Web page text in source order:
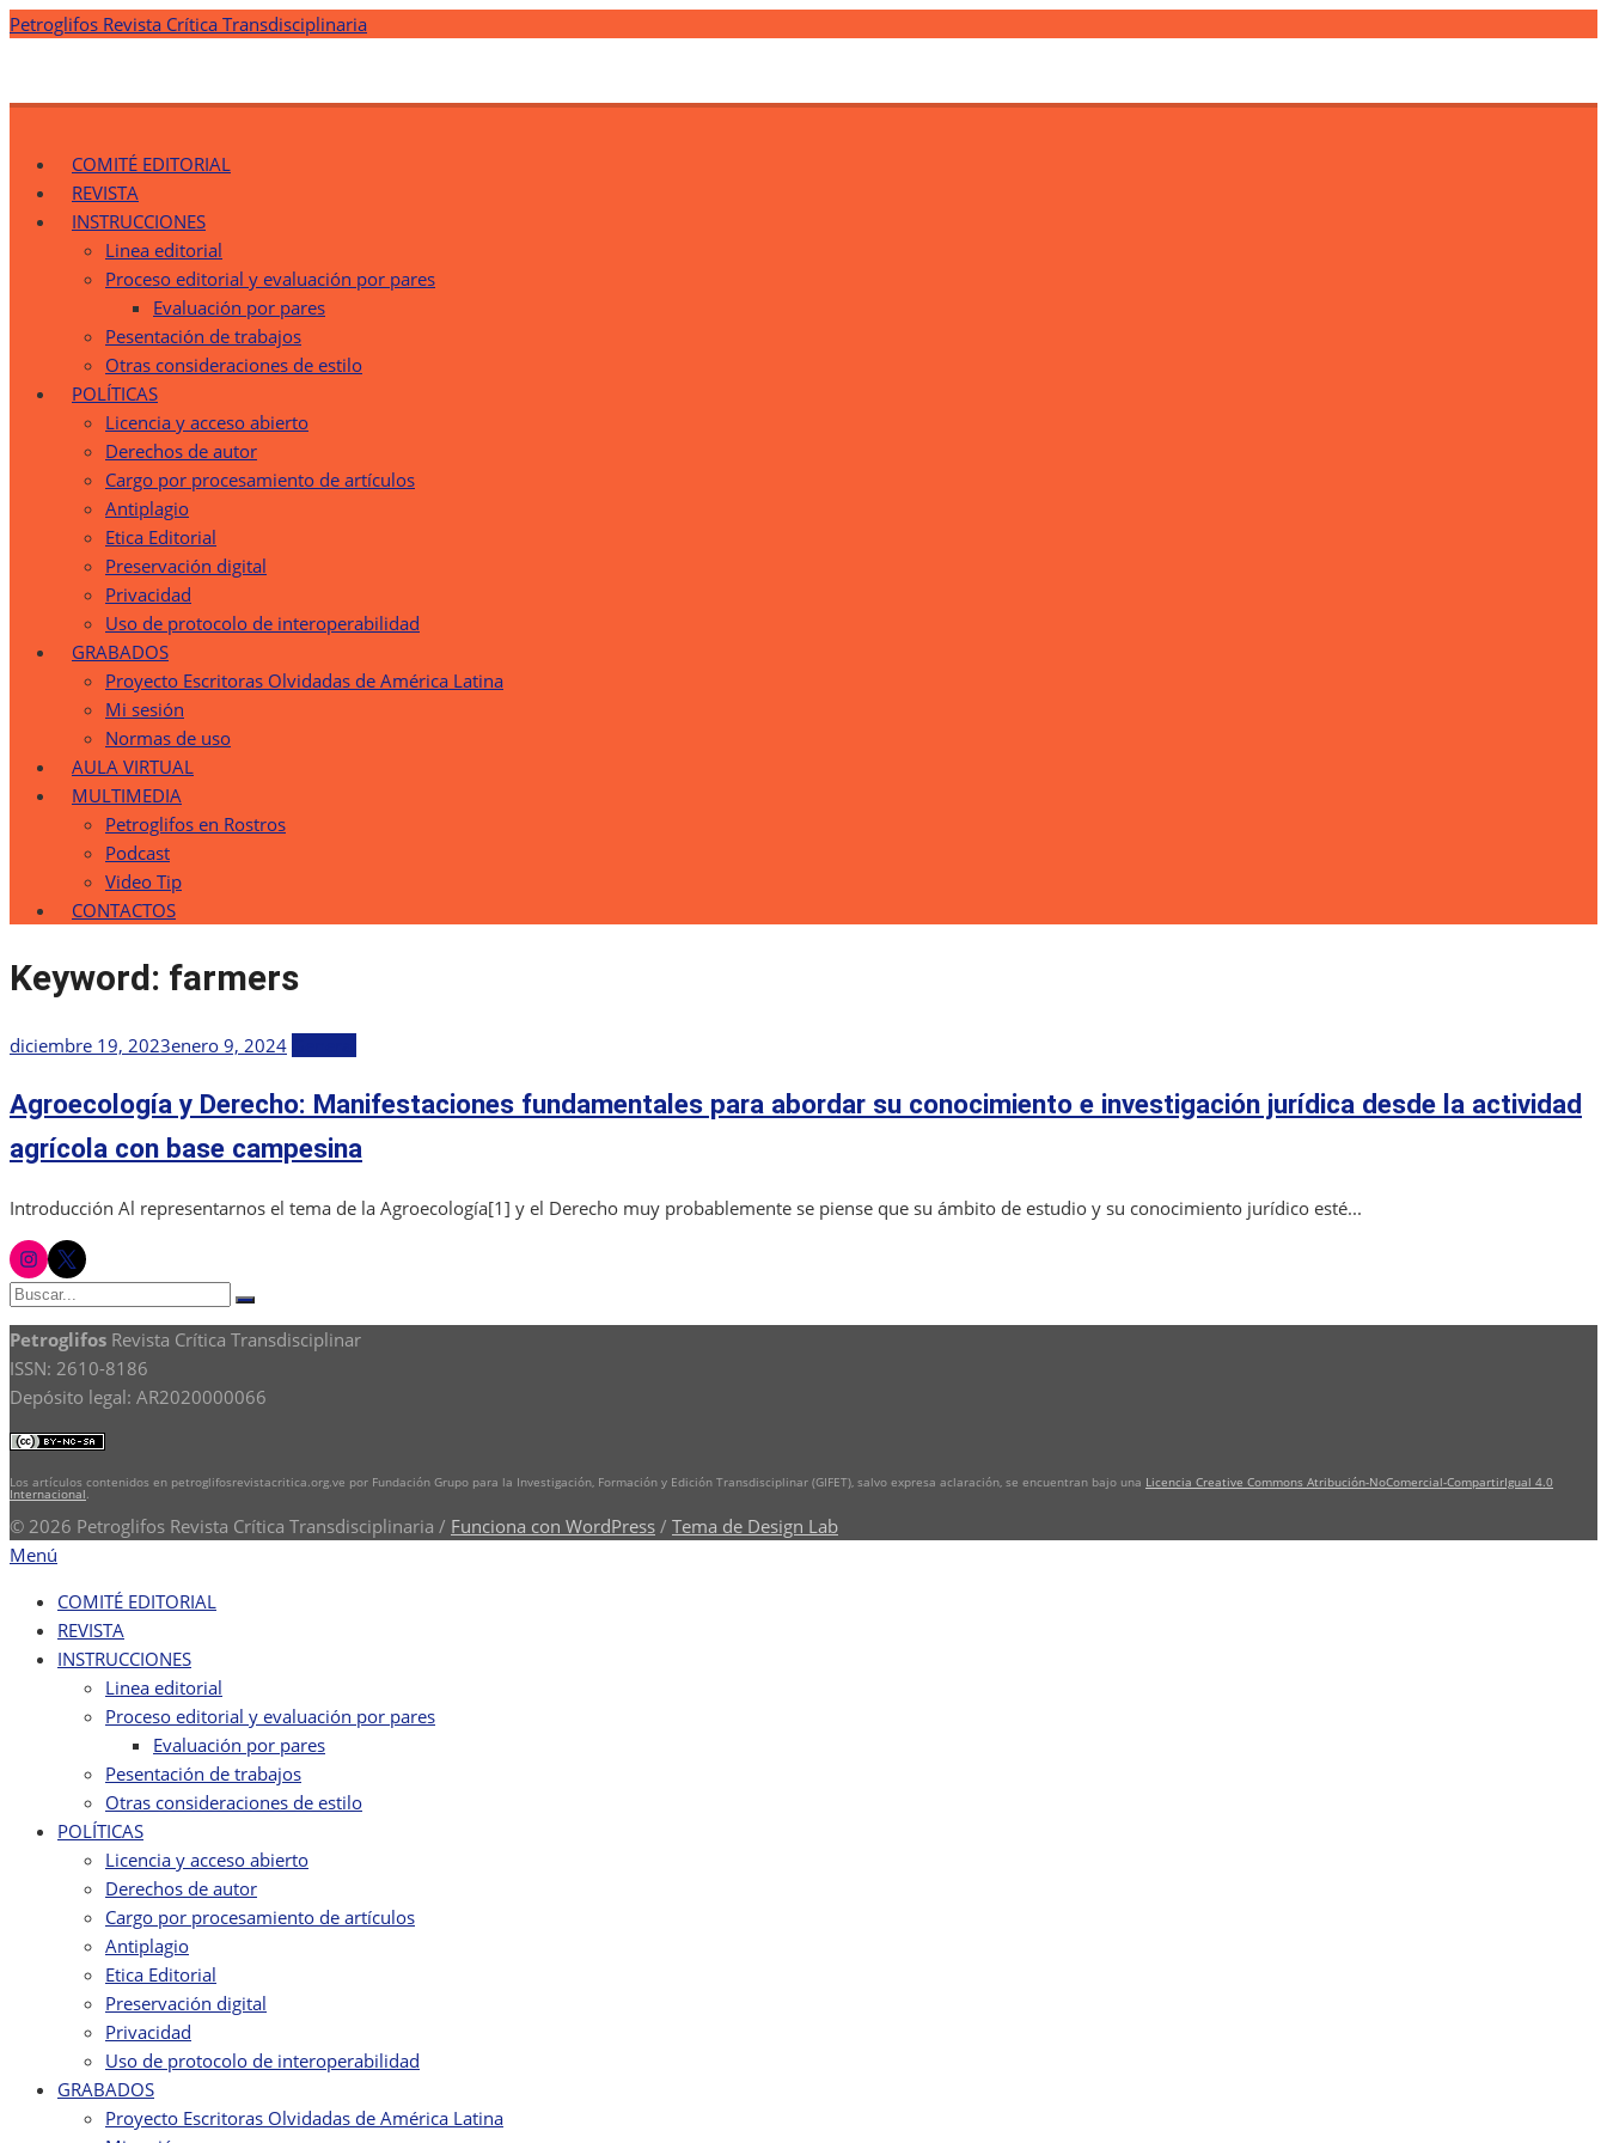
Saltar
Petroglifos Revista Crítica Transdisciplinaria
COMITÉ EDITORIAL
REVISTA
INSTRUCCIONES
Linea editorial
Proceso editorial y evaluación por pares
Evaluación por pares
Pesentación de trabajos
Otras consideraciones de estilo
POLÍTICAS
Licencia y acceso abierto
Derechos de autor
Cargo por procesamiento de artículos
Antiplagio
Etica Editorial
Preservación digital
Privacidad
Uso de protocolo de interoperabilidad
GRABADOS
Proyecto Escritoras Olvidadas de América Latina
Mi sesión
Normas de uso
AULA VIRTUAL
MULTIMEDIA
Petroglifos en Rostros
Podcast
Video Tip
CONTACTOS
Keyword: farmers
Publicada
diciembre 19, 2023enero 9, 2024
Agroecología y Derecho: Manifestaciones fundamentales para abordar su conocimiento e investigación jurídica desde la actividad
agrícola con base campesina
Introducción Al representarnos el tema de la Agroecología[1] y el Derecho muy probablemente se piense que su ámbito de estudio y su conocimiento jurídico esté...
instagram
twitter
Buscar:
Buscar
Petroglifos Revista Crítica Transdisciplinar
ISSN: 2610-8186
Depósito legal: AR2020000066
Los artículos contenidos en petroglifosrevistacritica.org.ve por Fundación Grupo para la Investigación, Formación y Edición Transdisciplinar (GIFET), salvo expresa aclaración, se encuentran bajo una Licencia Creative Commons Atribución-NoComercial-CompartirIgual 4.0
Internacional
© 2026 Petroglifos Revista Crítica Transdisciplinaria / Funciona con WordPress / Tema de Design Lab
Menú
COMITÉ EDITORIAL
REVISTA
INSTRUCCIONES
Linea editorial
Proceso editorial y evaluación por pares
Evaluación por pares
Pesentación de trabajos
Otras consideraciones de estilo
POLÍTICAS
Licencia y acceso abierto
Derechos de autor
Cargo por procesamiento de artículos
Antiplagio
Etica Editorial
Preservación digital
Privacidad
Uso de protocolo de interoperabilidad
GRABADOS
Proyecto Escritoras Olvidadas de América Latina